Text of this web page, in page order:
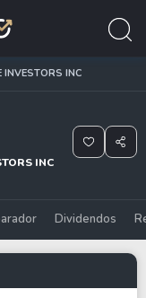
INVESTORS INC
INC
Dividendos